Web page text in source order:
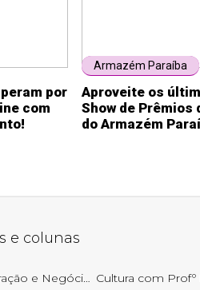
por
com
Armazém Paraíba
Aproveite os
Show de Prêmios
do Armazém
e colunas